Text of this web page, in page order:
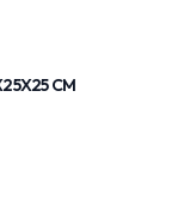
CM